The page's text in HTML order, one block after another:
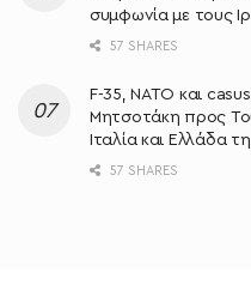
συμφωνία με τους
57 SHARES
F-35, ΝΑΤΟ και
Μητσοτάκη προς
Ιταλία και Ελλάδα
57 SHARES